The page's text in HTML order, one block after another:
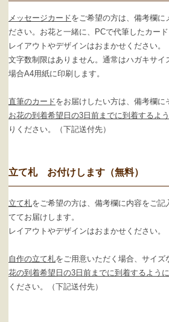
メッセージカードをご希望の方は、備考欄に
ださい。お花と一緒に、PCで代筆したカード
レイアウトやデザインはおまかせください。
文字数制限はありません。通常はハガキサイ
場合A4用紙に印刷します。
直筆のカードをお届けしたい方は、備考欄に
お花の到着希望日の3日前までに到着するよ
りください。（下記送付先）
立て札 お付けします（無料）
立て札をご希望の方は、備考欄に内容をご記
ててお届けします。
レイアウトやデザインはおまかせください。
自作の立て札をご用意いただく場合、サイズ
花の到着希望日の3日前までに到着するように
ください。（下記送付先）